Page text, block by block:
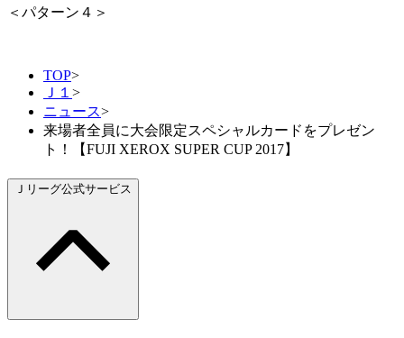
＜パターン４＞
TOP>
Ｊ１ >
ニュース>
来場者全員に大会限定スペシャルカードをプレゼン
ト！【FUJI XEROX SUPER CUP 2017】
Ｊリーグ公式サービス